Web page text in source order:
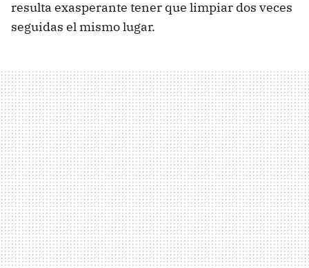
resulta exasperante tener que limpiar dos veces
seguidas el mismo lugar.